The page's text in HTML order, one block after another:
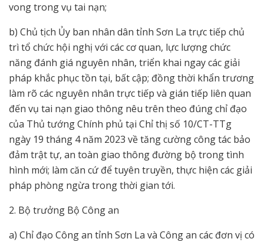
vong trong vụ tai nạn;
b) Chủ tịch Ủy ban nhân dân tỉnh Sơn La trực tiếp chủ
trì tổ chức hội nghị với các cơ quan, lực lượng chức
năng đánh giá nguyên nhân, triển khai ngay các giải
pháp khắc phục tồn tại, bất cập; đồng thời khẩn trương
làm rõ các nguyên nhân trực tiếp và gián tiếp liên quan
đến vụ tai nạn giao thông nêu trên theo đúng chỉ đạo
của Thủ tướng Chính phủ tại Chỉ thị số 10/CT-TTg
ngày 19 tháng 4 năm 2023 về tăng cường công tác bảo
đảm trật tự, an toàn giao thông đường bộ trong tình
hình mới; làm căn cứ để tuyên truyền, thực hiện các giải
pháp phòng ngừa trong thời gian tới.
2. Bộ trưởng Bộ Công an
a) Chỉ đạo Công an tỉnh Sơn La và Công an các đơn vị có